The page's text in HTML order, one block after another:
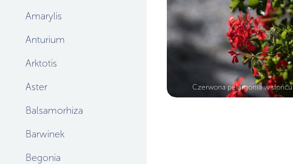
Amarylis
Anturium
Arktotis
Aster
Balsamorhiza
Barwinek
Begonia
Czerwona pelargonia w słońcu